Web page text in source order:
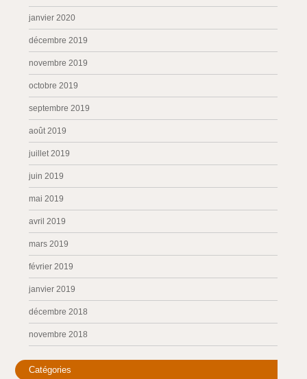
janvier 2020
décembre 2019
novembre 2019
octobre 2019
septembre 2019
août 2019
juillet 2019
juin 2019
mai 2019
avril 2019
mars 2019
février 2019
janvier 2019
décembre 2018
novembre 2018
Catégories